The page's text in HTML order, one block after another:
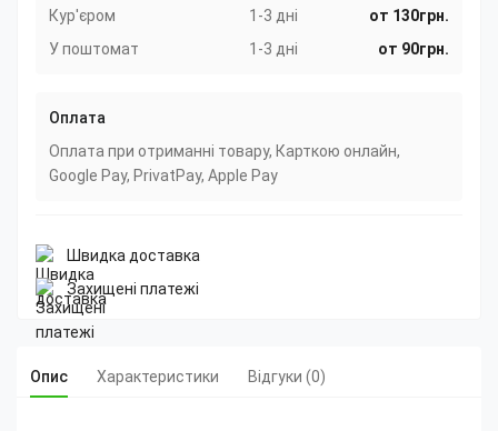
Кур'єром
1-3 дні
от 130грн.
У поштомат
1-3 дні от 90грн.
Оплата
Оплата при отриманні товару, Карткою онлайн,
Google Pay, PrivatPay, Apple Pay
Швидка доставка
Захищені платежі
Опис Характеристики Відгуки (0)